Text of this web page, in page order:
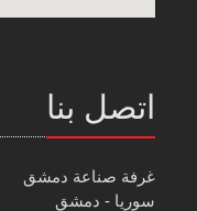
اتصل بنا
غرفة صناعة دمشق
سوريا - دمشق